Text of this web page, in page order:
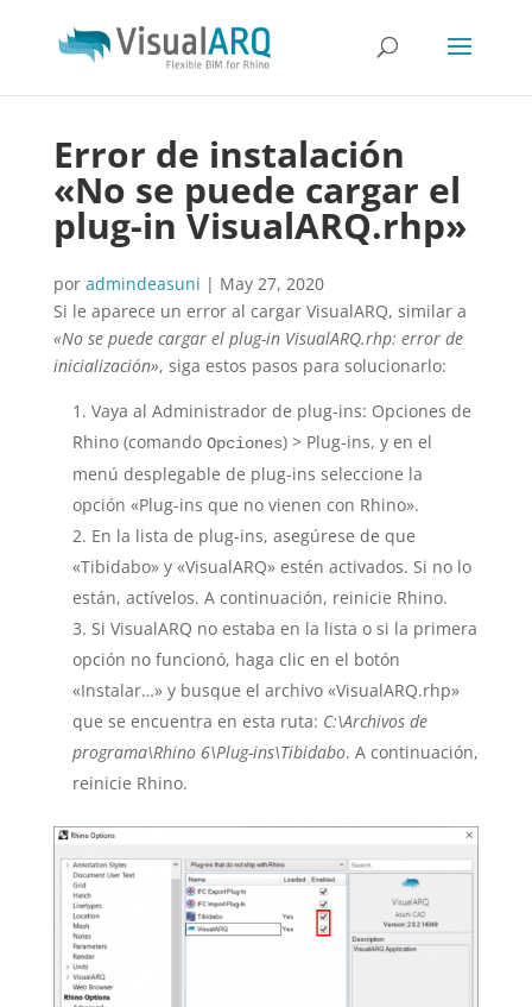
Error de instalación
«No se puede cargar el
plug-in VisualARQ.rhp»
por admindeasuni | May 27, 2020
Si le aparece un error al cargar VisualARQ, similar a
«No se puede cargar el plug-in VisualARQ.rhp: error de
inicialización», siga estos pasos para solucionarlo:
Vaya al Administrador de plug-ins: Opciones de
Rhino (comando Opciones) > Plug-ins, y en el
menú desplegable de plug-ins seleccione la
opción «Plug-ins que no vienen con Rhino».
En la lista de plug-ins, asegúrese de que
«Tibidabo» y «VisualARQ» estén activados. Si no lo
están, actívelos. A continuación, reinicie Rhino.
Si VisualARQ no estaba en la lista o si la primera
opción no funcionó, haga clic en el botón
«Instalar…» y busque el archivo «VisualARQ.rhp»
que se encuentra en esta ruta: C:\Archivos de
programa\Rhino 6\Plug-ins\Tibidabo. A continuación,
reinicie Rhino.